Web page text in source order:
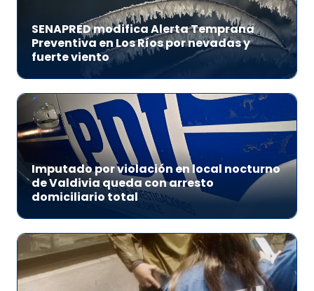
SENAPRED modifica Alerta Temprana
Preventiva en Los Ríos por nevadas y
fuerte viento
Imputado por violación en local nocturno
de Valdivia queda con arresto
domiciliario total